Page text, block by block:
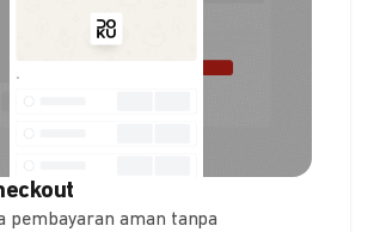
pembayaran aman tanpa